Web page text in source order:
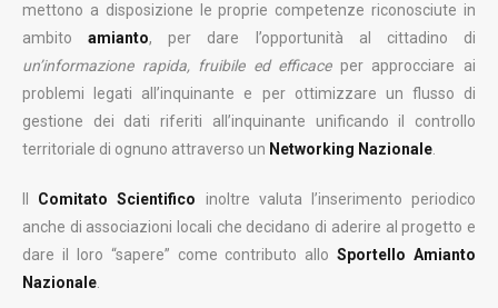
mettono a disposizione le proprie competenze riconosciute in
ambitoamianto, per dare l’opportunità al cittadino di
un’informazione rapida, fruibile ed efficaceper approcciare ai
problemi legati all’inquinante e per ottimizzare un flusso di
gestione dei dati riferiti all’inquinante unificando il controllo
territoriale di ognuno attraverso un Networking Nazionale
Comitato Scientifico inoltre valuta l’inserimento periodico
anche di associazioni locali che decidano di aderire al progetto e
dare il loro “sapere” come contributo alloSportello Amianto
Nazionale